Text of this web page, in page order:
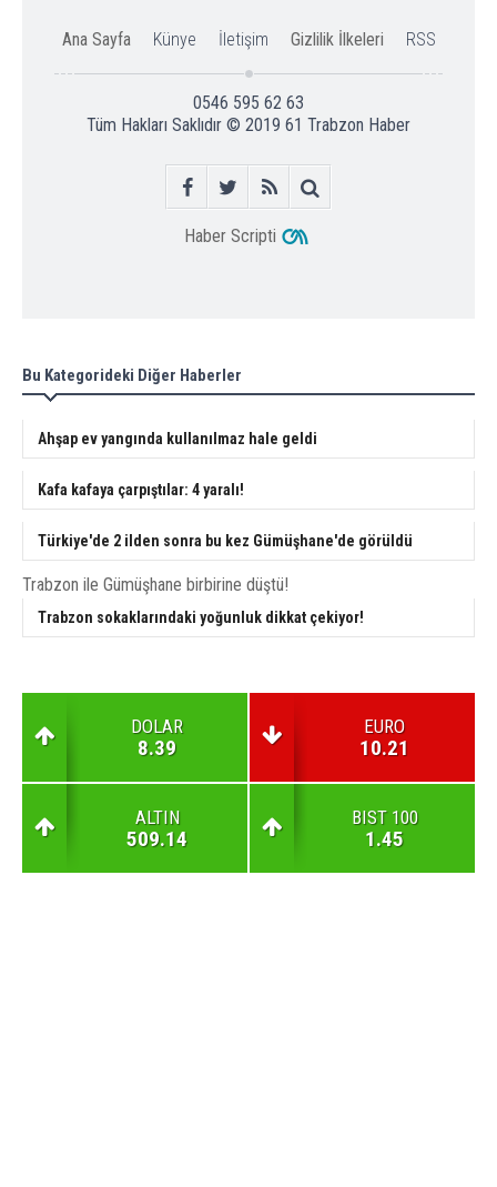
Ana Sayfa Künye İletişim Gizlilik İlkeleri RSS
0546 595 62 63
Tüm Hakları Saklıdır © 2019 61 Trabzon Haber
Haber Scripti
Bu Kategorideki Diğer Haberler
Ahşap ev yangında kullanılmaz hale geldi
Kafa kafaya çarpıştılar: 4 yaralı!
Türkiye'de 2 ilden sonra bu kez Gümüşhane'de görüldü
Trabzon ile Gümüşhane birbirine düştü!
Trabzon sokaklarındaki yoğunluk dikkat çekiyor!
DOLAR
8.39
EURO
10.21
ALTIN
509.14
BIST 100
1.45